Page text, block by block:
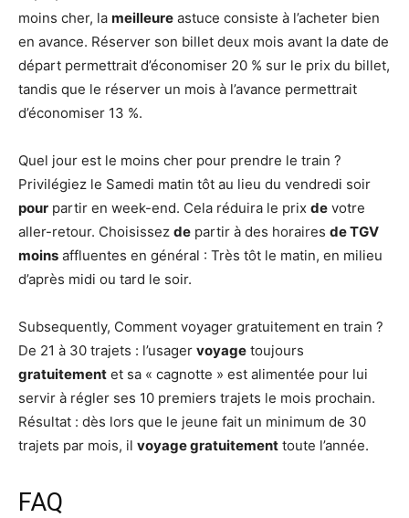
moins cher, la meilleure astuce consiste à l’acheter bien
en avance. Réserver son billet deux mois avant la date de
départ permettrait d’économiser 20 % sur le prix du billet,
tandis que le réserver un mois à l’avance permettrait
d’économiser 13 %.
Quel jour est le moins cher pour prendre le train ?
Privilégiez le Samedi matin tôt au lieu du vendredi soir
pour partir en week-end. Cela réduira le prix de votre
aller-retour. Choisissez de partir à des horaires de TGV
moins affluentes en général : Très tôt le matin, en milieu
d’après midi ou tard le soir.
Subsequently, Comment voyager gratuitement en train ?
De 21 à 30 trajets : l’usager voyage toujours
gratuitement et sa « cagnotte » est alimentée pour lui
servir à régler ses 10 premiers trajets le mois prochain.
Résultat : dès lors que le jeune fait un minimum de 30
trajets par mois, il voyage gratuitement toute l’année.
FAQ